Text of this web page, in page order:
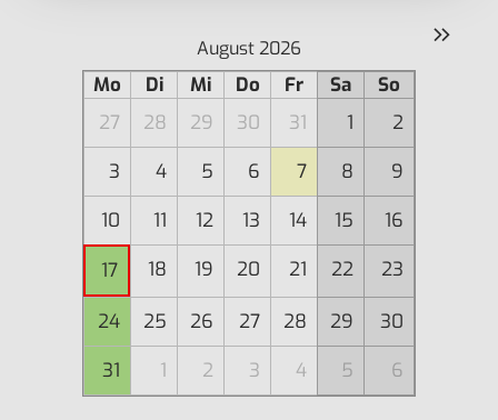
»
August 2026
Mo Di Mi Do Fr Sa
So
27
28 29 30 31 1
2
3
4 5 6 7 8
9
10
11 12 13 14 15
16
17
18 19 20 21 22 23
24 25 26 27 28 29
30
31
1 2 3 4 5 6